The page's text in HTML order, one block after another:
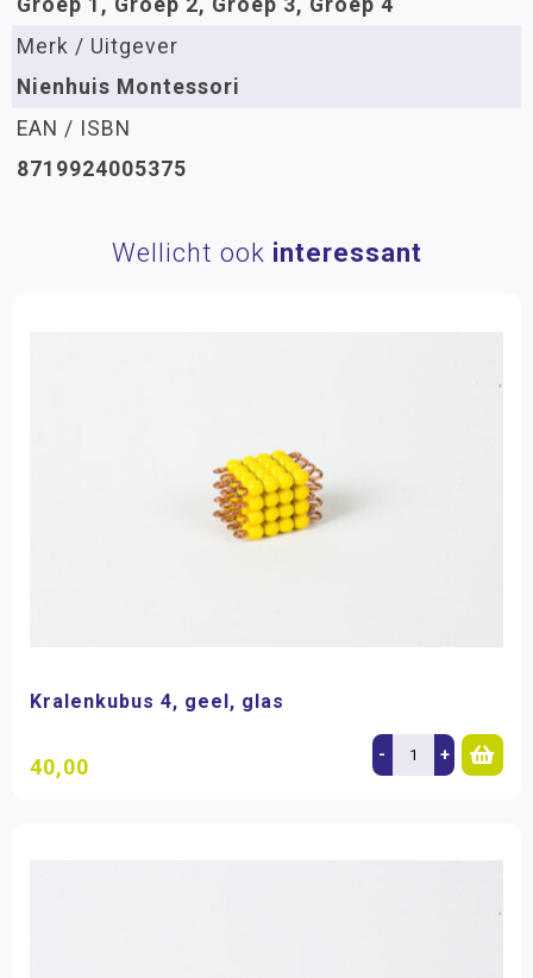
Groep 1, Groep 2, Groep 3, Groep 4
Merk / Uitgever
Nienhuis Montessori
EAN / ISBN
8719924005375
Wellicht ook interessant
Kralenkubus 4, geel, glas
40,00 - +